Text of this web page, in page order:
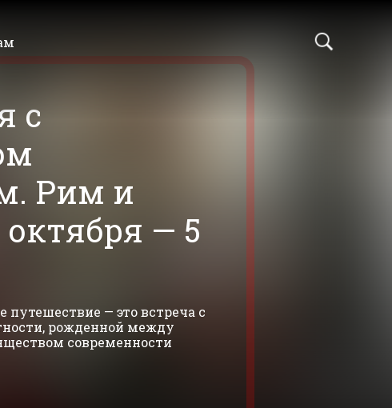
с
Рим и
— 5
— это встреча с
рожденной между
современности